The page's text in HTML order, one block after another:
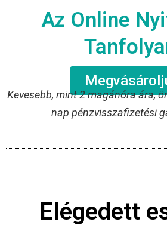
Az Online
Kevesebb, mint 2 magánóra ára,
nap pénzvisszafizetési
Elégedett